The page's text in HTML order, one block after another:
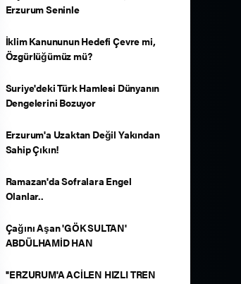
Erzurum Seninle
İklim Kanununun Hedefi Çevre mi,
Özgürlüğümüz mü?
Suriye'deki Türk Hamlesi Dünyanın
Dengelerini Bozuyor
Erzurum'a Uzaktan Değil Yakından
Sahip Çıkın!
Ramazan'da Sofralara Engel
Olanlar..
Çağını Aşan 'GÖK SULTAN'
ABDÜLHAMİD HAN
''ERZURUM'A ACİLEN HIZLI TREN